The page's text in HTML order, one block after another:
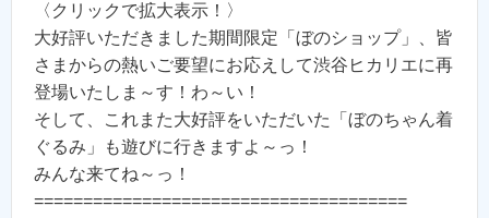
〈クリックで拡大表示！〉
大好評いただきました期間限定「ぼのショップ」、皆
さまからの熱いご要望にお応えして渋谷ヒカリエに再
登場いたしま～す！わ～い！
そして、これまた大好評をいただいた「ぼのちゃん着
ぐるみ」も遊びに行きますよ～っ！
みんな来てね～っ！
======================================